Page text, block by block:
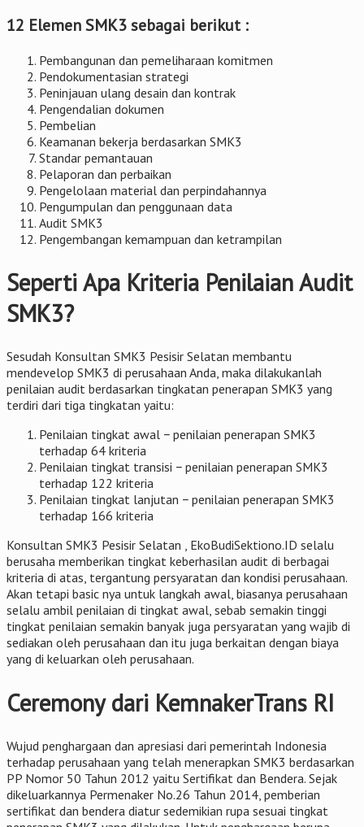
12 Elemen SMK3 sebagai berikut :
Pembangunan dan pemeliharaan komitmen
Pendokumentasian strategi
Peninjauan ulang desain dan kontrak
Pengendalian dokumen
Pembelian
Keamanan bekerja berdasarkan SMK3
Standar pemantauan
Pelaporan dan perbaikan
Pengelolaan material dan perpindahannya
Pengumpulan dan penggunaan data
Audit SMK3
Pengembangan kemampuan dan ketrampilan
Seperti Apa Kriteria Penilaian Audit
SMK3?
Sesudah Konsultan SMK3 Pesisir Selatan membantu
mendevelop SMK3 di perusahaan Anda, maka dilakukanlah
penilaian audit berdasarkan tingkatan penerapan SMK3 yang
terdiri dari tiga tingkatan yaitu:
Penilaian tingkat awal − penilaian penerapan SMK3
terhadap 64 kriteria
Penilaian tingkat transisi − penilaian penerapan SMK3
terhadap 122 kriteria
Penilaian tingkat lanjutan − penilaian penerapan SMK3
terhadap 166 kriteria
Konsultan SMK3 Pesisir Selatan , EkoBudiSektiono.ID selalu
berusaha memberikan tingkat keberhasilan audit di berbagai
kriteria di atas, tergantung persyaratan dan kondisi perusahaan.
Akan tetapi basic nya untuk langkah awal, biasanya perusahaan
selalu ambil penilaian di tingkat awal, sebab semakin tinggi
tingkat penilaian semakin banyak juga persyaratan yang wajib di
sediakan oleh perusahaan dan itu juga berkaitan dengan biaya
yang di keluarkan oleh perusahaan.
Ceremony dari KemnakerTrans RI
Wujud penghargaan dan apresiasi dari pemerintah Indonesia
terhadap perusahaan yang telah menerapkan SMK3 berdasarkan
PP Nomor 50 Tahun 2012 yaitu Sertifikat dan Bendera. Sejak
dikeluarkannya Permenaker No.26 Tahun 2014, pemberian
sertifikat dan bendera diatur sedemikian rupa sesuai tingkat